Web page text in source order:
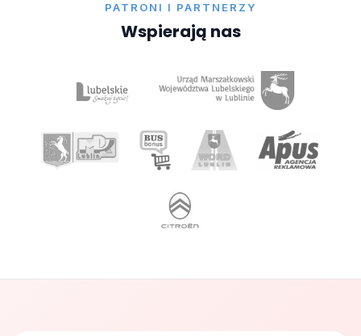
PATRONI I PARTNERZY
Wspierają nas